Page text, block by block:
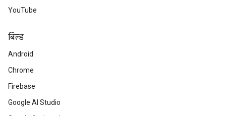
YouTube
बिल्ड
Android
Chrome
Firebase
Google AI Studio